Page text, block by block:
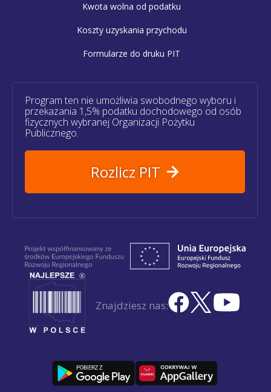
Kwota wolna od podatku
Koszty uzyskania przychodu
Formularze do druku PIT
Program ten nie umożliwia swobodnego wyboru i
przekazania 1,5% podatku dochodowego od osób
fizycznych wybranej Organizacji Pożytku
Publicznego.
Rozlicz PIT
Znajdziesz nas: